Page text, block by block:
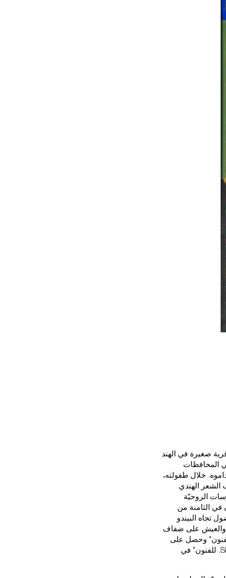
وأكثرهم تأثيراً. ولد عام 1922 في باباريا، قرية صغيرة في الهند
المحافظات
خلال طفولته،
الشعر الهندي
الروحيّة
في الثامنة من
تجاه البيندو
والعيش على ضفاف
وحصل على
منحة دراسيّة للدراسة في أبرز مدرسة للفنون في الهند "مدرسة السير جيه جيه Sir J.J. للفنون" في